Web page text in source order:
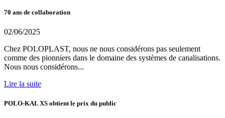
70 ans de collaboration
02/06/2025
Chez POLOPLAST, nous ne nous considérons pas seulement
comme des pionniers dans le domaine des systèmes de canalisations.
Nous nous considérons...
Lire la suite
POLO-KAL XS obtient le prix du public